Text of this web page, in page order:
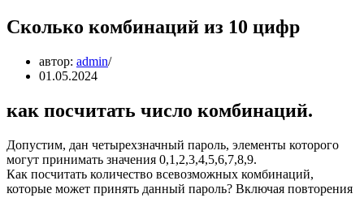
Сколько комбинаций из 10 цифр
автор: admin
01.05.2024
как посчитать число комбинаций.
Допустим, дан четырехзначный пароль, элементы которого
могут принимать значения 0,1,2,3,4,5,6,7,8,9.
Как посчитать количество всевозможных комбинаций,
которые может принять данный пароль? Включая повторения